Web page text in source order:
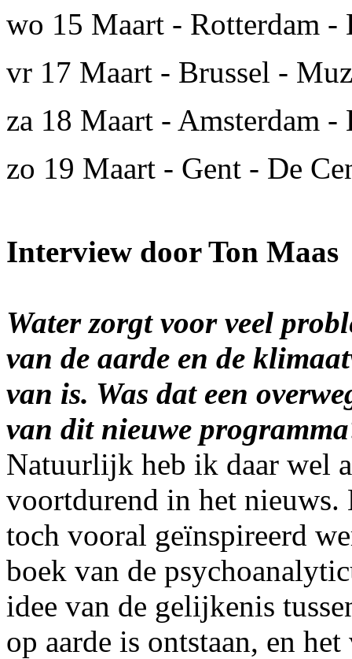
wo 15 Maart - Rotterdam -
vr 17 Maart - Brussel -
za 18 Maart - Amsterdam
zo 19 Maart - Gent - De
Interview door Ton Maas
Water zorgt voor veel
van de aarde en de
van is. Was dat een
van dit nieuwe
Natuurlijk heb ik daar wel
voortdurend in het
toch vooral geïnspireerd
boek van de
idee van de gelijkenis
op aarde is ontstaan, en